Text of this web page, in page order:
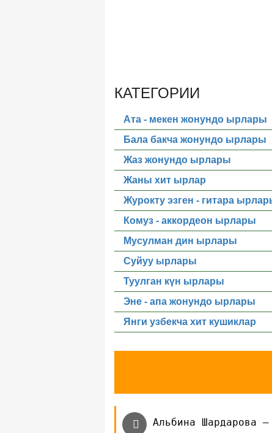
КАТЕГОРИИ
Ата - мекен жонундо ырлары
Бала бакча жонундо ырлары
Жаз жонундо ырлары
Жаны хит ырлар
Журокту эзген - гитара
Комуз - аккордеон ырлары
Мусулман дин ырлары
Суйуу ырлары
Туулган күн ырлары
Эне - апа жонундо ырлары
Янги узбекча хит кушиклар
Альбина Шардарова